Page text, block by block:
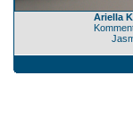
Ariella